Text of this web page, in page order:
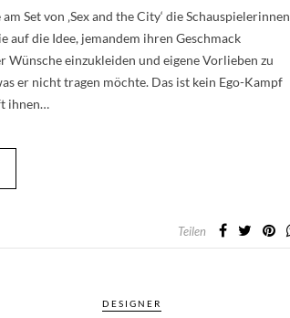
Set von ‚Sex and the City‘ die Schauspielerinnen
die Idee, jemandem ihren Geschmack
Wünsche einzukleiden und eigene Vorlieben zu
er nicht tragen möchte. Das ist kein Ego-Kampf
ihnen…
Teilen
DESIGNER